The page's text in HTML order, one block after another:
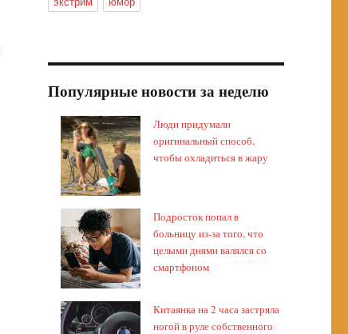
Популярные новости за неделю
Люди придумали
оригинальный способ,
чтобы охладиться в жару
Подросток попал в
больницу из-за того, что
целыми днями валялся со
смартфоном
Китаянка на 2 часа застряла
ногой в руле собственного